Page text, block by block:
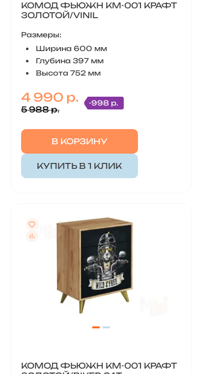
КОМОД ФЬЮЖН КМ-001 КРАФТ
ЗОЛОТОЙ/VINIL
Размеры:
Ширина 600 мм
Глубина 397 мм
Высота 752 мм
4 990 р.
5 988 р.
-998 р.
В КОРЗИНУ
КУПИТЬ В 1 КЛИК
КОМОД ФЬЮЖН КМ-001 КРАФТ